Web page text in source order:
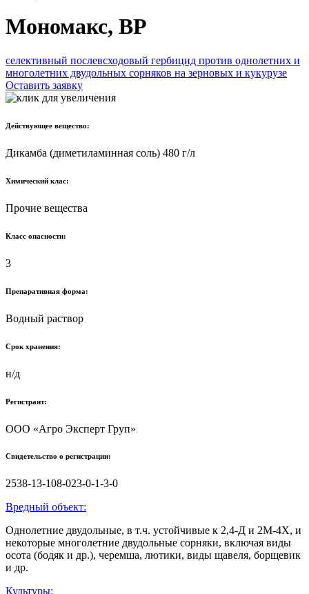
Мономакс, ВР
селективный послевсходовый гербицид против однолетних и
многолетних двудольных сорняков на зерновых и кукурузе
Оставить заявку
Действующее вещество:
Дикамба (диметиламинная соль) 480 г/л
Химический клас:
Прочие вещества
Класс опасности:
3
Препаративная форма:
Водный раствор
Срок хранения:
н/д
Регистрант:
ООО «Агро Эксперт Груп»
Свидетельство о регистрации:
2538-13-108-023-0-1-3-0
Вредный объект:
Однолетние двудольные, в т.ч. устойчивые к 2,4-Д и 2М-4Х, и
некоторые многолетние двудольные сорняки, включая виды
осота (бодяк и др.), черемша, лютики, виды щавеля, борщевик
и др.
Культуры: